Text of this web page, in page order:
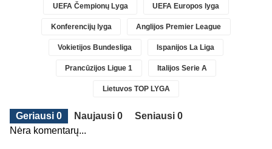
UEFA Čempionų Lyga UEFA Europos lyga
Konferencijų lyga Anglijos Premier League
Vokietijos Bundesliga Ispanijos La Liga
Prancūzijos Ligue 1 Italijos Serie A
Lietuvos TOP LYGA
Geriausi 0 Naujausi 0
Seniausi 0
Nėra komentarų...